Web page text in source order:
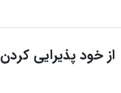
از خود پذیرایی کردن